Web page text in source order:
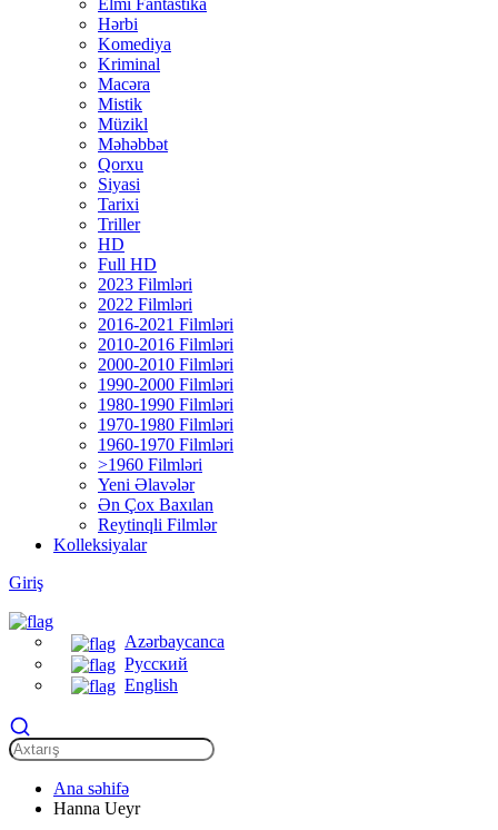
Elmi Fantastika
Hərbi
Komediya
Kriminal
Macəra
Mistik
Müzikl
Məhəbbət
Qorxu
Siyasi
Tarixi
Triller
HD
Full HD
2023 Filmləri
2022 Filmləri
2016-2021 Filmləri
2010-2016 Filmləri
2000-2010 Filmləri
1990-2000 Filmləri
1980-1990 Filmləri
1970-1980 Filmləri
1960-1970 Filmləri
>1960 Filmləri
Yeni Əlavələr
Ən Çox Baxılan
Reytinqli Filmlər
Kolleksiyalar
Giriş
Azərbaycanca
Русский
English
Ana səhifə
Hanna Ueyr